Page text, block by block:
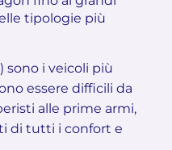
tipologie più
sono i veicoli più
essere difficili da
alle prime armi,
di tutti i confort e